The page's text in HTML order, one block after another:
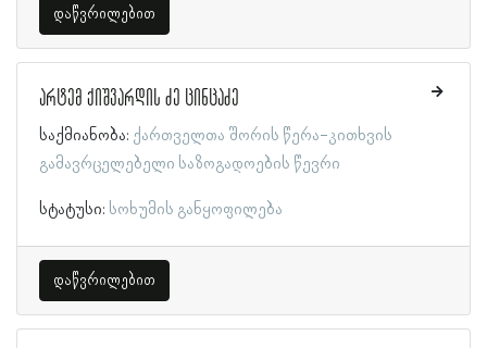
დაწვრილებით
არტემ ქიშვარდის ძე ცინცაძე
საქმიანობა: ქართველთა შორის წერა-კითხვის
გამავრცელებელი საზოგადოების წევრი
სტატუსი: სოხუმის განყოფილება
დაწვრილებით